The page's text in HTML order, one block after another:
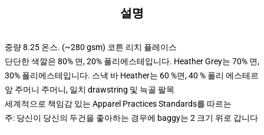
설명
중량 8.25 온스. (~280 gsm) 코튼 리치 플레이스
단단한 색깔은 80% 면, 20% 폴리에스테입니다. Heather Grey는 70% 면,
30% 폴리에스테입니다. 스낵 바 Heather는 60 %면, 40 % 폴리 에스테르
앞 주머니 주머니, 일치 drawstring 및 늑골 팔목
세계적으로 책임감 있는 Apparel Practices Standards를 따르는
주: 당신이 당신의 두건을 좋아하는 경우에 baggy는 2 크기 위로 갑니다